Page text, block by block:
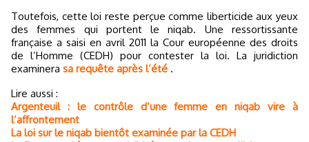
Toutefois, cette loi reste perçue comme liberticide aux yeux
des femmes qui portent le niqab. Une ressortissante
française a saisi en avril 2011 la Cour européenne des droits
de l’Homme (CEDH) pour contester la loi. La juridiction
examinera sa requête après l’été .
Lire aussi :
Argenteuil : le contrôle d’une femme en niqab vire à
l’affrontement
La loi sur le niqab bientôt examinée par la CEDH